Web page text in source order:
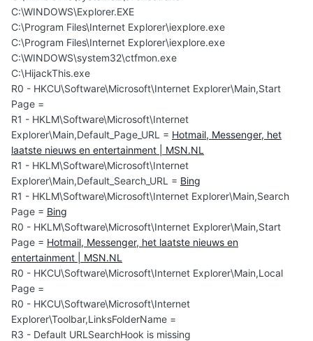
C:\WINDOWS\Explorer.EXE
C:\Program Files\Internet Explorer\iexplore.exe
C:\Program Files\Internet Explorer\iexplore.exe
C:\WINDOWS\system32\ctfmon.exe
C:\HijackThis.exe
R0 - HKCU\Software\Microsoft\Internet Explorer\Main,Start
Page =
R1 - HKLM\Software\Microsoft\Internet
Explorer\Main,Default_Page_URL = Hotmail, Messenger, het
laatste nieuws en entertainment | MSN.NL
R1 - HKLM\Software\Microsoft\Internet
Explorer\Main,Default_Search_URL = Bing
R1 - HKLM\Software\Microsoft\Internet Explorer\Main,Search
Page = Bing
R0 - HKLM\Software\Microsoft\Internet Explorer\Main,Start
Page = Hotmail, Messenger, het laatste nieuws en
entertainment | MSN.NL
R0 - HKCU\Software\Microsoft\Internet Explorer\Main,Local
Page =
R0 - HKCU\Software\Microsoft\Internet
Explorer\Toolbar,LinksFolderName =
R3 - Default URLSearchHook is missing